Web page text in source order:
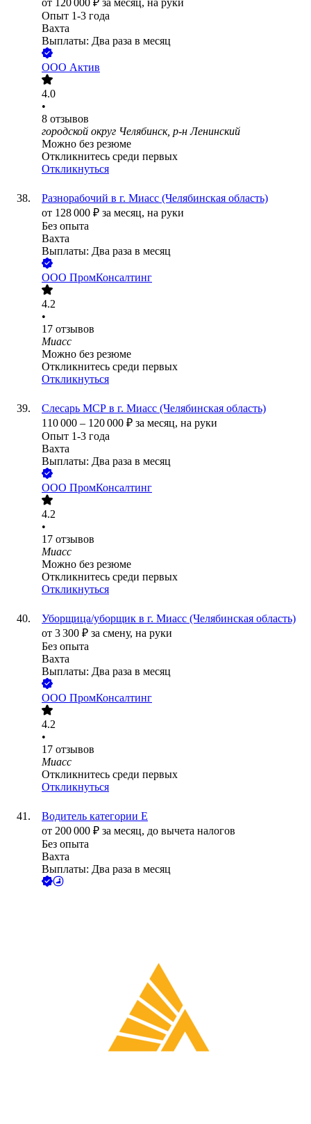
от 120 000 ₽ за месяц, на руки
Опыт 1-3 года
Вахта
Выплаты: Два раза в месяц
ООО Актив
4.0
•
8 отзывов
городской округ Челябинск, р-н Ленинский
Можно без резюме
Откликнитесь среди первых
Откликнуться
Разнорабочий в г. Миасс (Челябинская область)
от 128 000 ₽ за месяц, на руки
Без опыта
Вахта
Выплаты: Два раза в месяц
ООО ПромКонсалтинг
4.2
•
17 отзывов
Миасс
Можно без резюме
Откликнитесь среди первых
Откликнуться
Слесарь МСР в г. Миасс (Челябинская область)
110 000 – 120 000 ₽ за месяц, на руки
Опыт 1-3 года
Вахта
Выплаты: Два раза в месяц
ООО ПромКонсалтинг
4.2
•
17 отзывов
Миасс
Можно без резюме
Откликнитесь среди первых
Откликнуться
Уборщица/уборщик в г. Миасс (Челябинская область)
от 3 300 ₽ за смену, на руки
Без опыта
Вахта
Выплаты: Два раза в месяц
ООО ПромКонсалтинг
4.2
•
17 отзывов
Миасс
Откликнитесь среди первых
Откликнуться
Водитель категории E
от 200 000 ₽ за месяц, до вычета налогов
Без опыта
Вахта
Выплаты: Два раза в месяц